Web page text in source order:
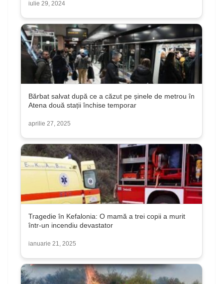
iulie 29, 2024
Bărbat salvat după ce a căzut pe șinele de metrou în
Atena două stații închise temporar
aprilie 27, 2025
Tragedie în Kefalonia: O mamă a trei copii a murit
într-un incendiu devastator
ianuarie 21, 2025